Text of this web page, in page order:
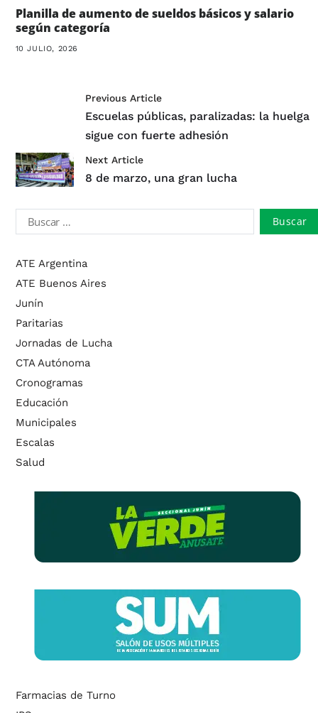
Planilla de aumento de sueldos básicos y salario
según categoría
10 JULIO, 2026
Previous Article
Escuelas públicas, paralizadas: la huelga
sigue con fuerte adhesión
Next Article
8 de marzo, una gran lucha
ATE Argentina
ATE Buenos Aires
Junín
Paritarias
Jornadas de Lucha
CTA Autónoma
Cronogramas
Educación
Municipales
Escalas
Salud
Farmacias de Turno